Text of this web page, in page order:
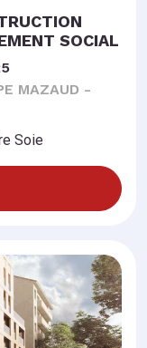
SOCIAL
MAZAUD -
Soie